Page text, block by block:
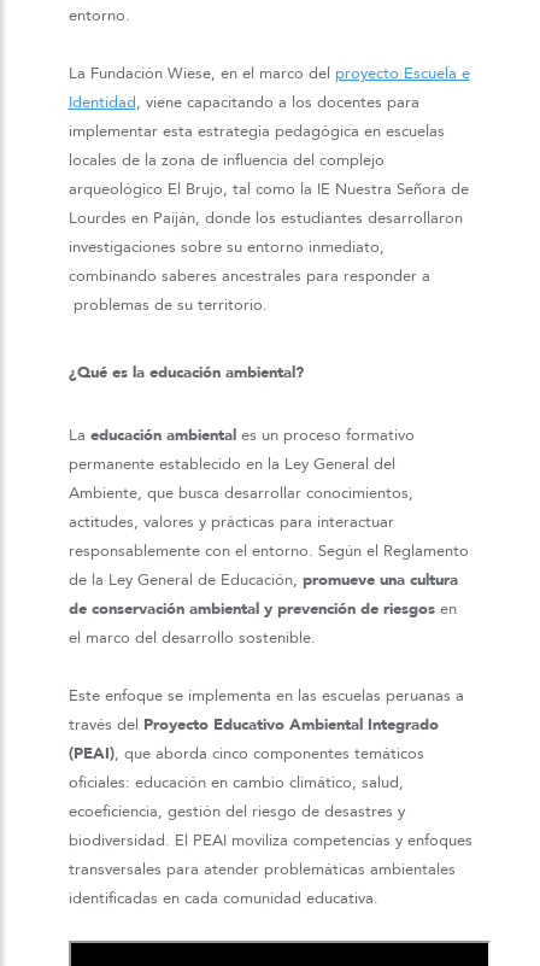
entorno.
La Fundación Wiese, en el marco del proyecto Escuela e
Identidad, viene capacitando a los docentes para
implementar esta estrategia pedagógica en escuelas
locales de la zona de influencia del complejo
arqueológico El Brujo, tal como la IE Nuestra Señora de
Lourdes en Paiján, donde los estudiantes desarrollaron
investigaciones sobre su entorno inmediato,
combinando saberes ancestrales para responder a
problemas de su territorio.
¿Qué es la educación ambiental?
La educación ambientales un proceso formativo
permanente establecido en la Ley General del
Ambiente, que busca desarrollar conocimientos,
actitudes, valores y prácticas para interactuar
responsablemente con el entorno. Según el Reglamento
de la Ley General de Educación, promueve una cultura
de conservación ambiental y prevención de riesgosen
el marco del desarrollo sostenible.
Este enfoque se implementa en las escuelas peruanas a
través del Proyecto Educativo Ambiental Integrado
(PEAI), que aborda cinco componentes temáticos
oficiales: educación en cambio climático, salud,
ecoeficiencia, gestión del riesgo de desastres y
biodiversidad. El PEAI moviliza competencias y enfoques
transversales para atender problemáticas ambientales
identificadas en cada comunidad educativa.